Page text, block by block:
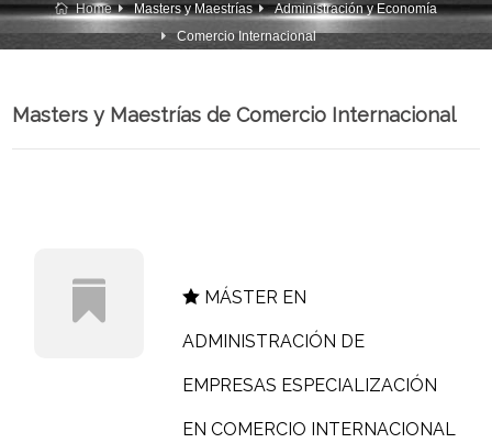
Home Masters y Maestrías
Administración y Economía
Comercio Internacional
Masters y Maestrías de Comercio Internacional
MÁSTER EN
ADMINISTRACIÓN DE
EMPRESAS ESPECIALIZACIÓN
EN COMERCIO INTERNACIONAL